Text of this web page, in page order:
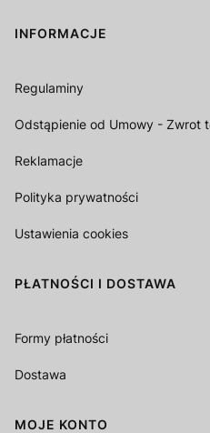
Linki w stopce
INFORMACJE
Regulaminy
Odstąpienie od Umowy - Zwrot
Reklamacje
Polityka prywatności
Ustawienia cookies
PŁATNOŚCI I DOSTAWA
Formy płatności
Dostawa
MOJE KONTO